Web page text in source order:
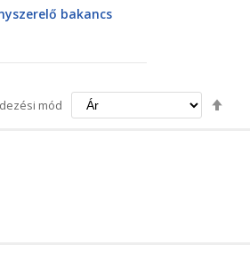
bakancs
mód